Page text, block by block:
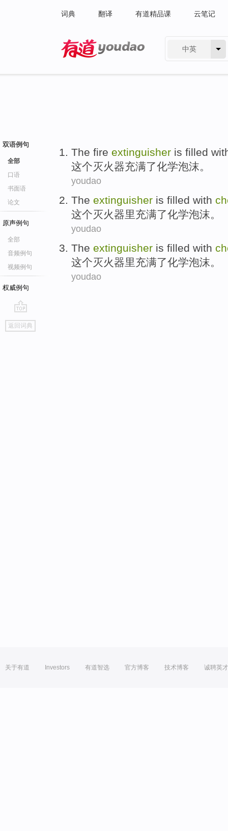
词典 翻译 有道精品课 云笔记
中英
双语例句
全部
口语
书面语
论文
原声例句
全部
音频例句
视频例句
权威例句
go
top
返回词典
The fire extinguisher is filled
这个灭火器充满了化学泡沫。
youdao
The extinguisher is filled with
这个灭火器里充满了化学泡沫。
youdao
The extinguisher is filled with
这个灭火器里充满了化学泡沫 。
youdao
关于有道 Investors 有道智选 官方博客 技术博客 诚聘英才